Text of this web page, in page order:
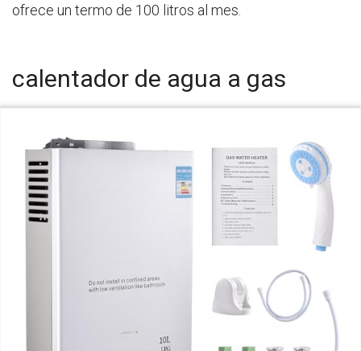
ofrece un termo de 100 litros al mes.
calentador de agua a gas